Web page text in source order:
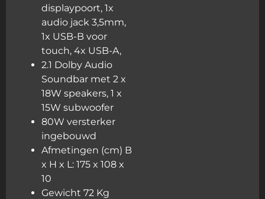
displaypoort, 1x
audio jack 3,5mm,
1x USB-B voor
touch, 4x USB-A,
2.1 Dolby Audio
Soundbar met 2 x
18W speakers, 1 x
15W subwoofer
80W versterker
ingebouwd
Afmetingen (cm) B
x H x L: 175 x 108 x
10
Gewicht 72 Kg